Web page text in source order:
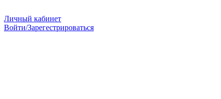
Личный кабинет
Войти/Зарегестрироваться